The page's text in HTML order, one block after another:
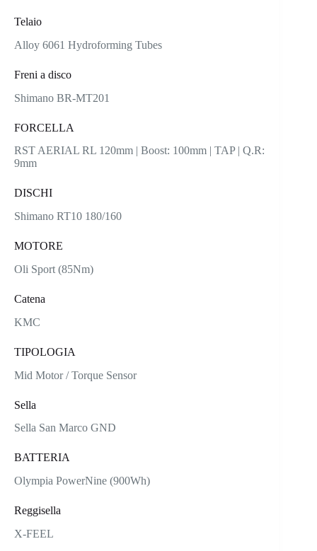
Telaio
Alloy 6061 Hydroforming Tubes
Freni a disco
Shimano BR-MT201
FORCELLA
RST AERIAL RL 120mm | Boost: 100mm | TAP | Q.R:
9mm
DISCHI
Shimano RT10 180/160
MOTORE
Oli Sport (85Nm)
Catena
KMC
TIPOLOGIA
Mid Motor / Torque Sensor
Sella
Sella San Marco GND
BATTERIA
Olympia PowerNine (900Wh)
Reggisella
X-FEEL